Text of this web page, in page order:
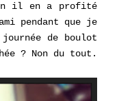
il en a profité
pendant que je
de boulot
? Non du tout.